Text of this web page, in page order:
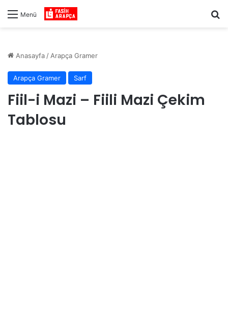
Menü
Anasayfa / Arapça Gramer
Arapça Gramer Sarf
Fiil-i Mazi – Fiili Mazi Çekim
Tablosu